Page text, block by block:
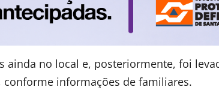
no local e, posteriormente, foi
informações de familiares.